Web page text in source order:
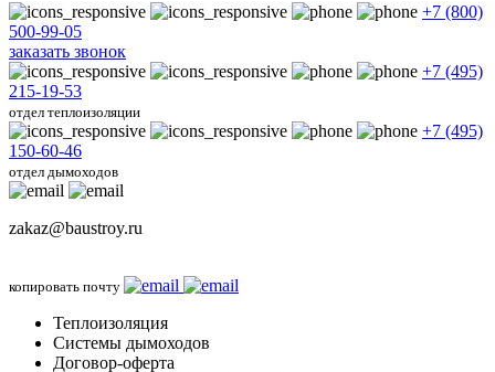
+7 (800)
500-99-05
заказать звонок
+7 (495)
215-19-53
отдел теплоизоляции
+7 (495)
150-60-46
отдел дымоходов
zakaz@baustroy.ru
копировать почту
Теплоизоляция
Системы дымоходов
Договор-оферта